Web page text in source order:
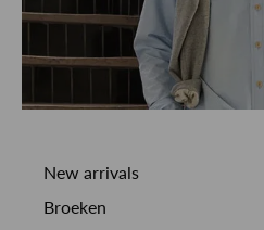
New arrivals
Broeken